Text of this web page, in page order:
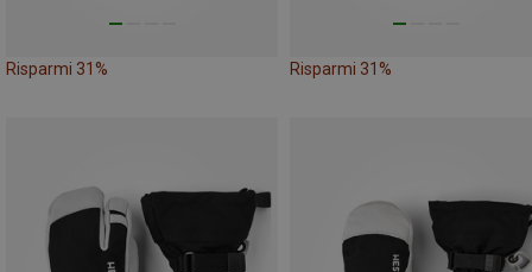
Risparmi 31% Risparmi 31%